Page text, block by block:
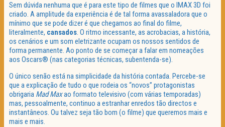
Sem dúvida nenhuma que é para este tipo de filmes que o IMAX 3D foi
criado. A amplitude da experiência é de tal forma avassaladora que o
mínimo que se pode dizer é que chegamos ao final do filme,
literalmente, cansados. O ritmo incessante, as acrobacias, a história,
os cenários e um som eletrizante ocupam os nossos sentidos de
forma permanente. Ao ponto de se começar a falar em nomeações
aos Oscars® (nas categorias técnicas, subentenda-se).
O único senão está na simplicidade da história contada. Percebe-se
que a explicação de tudo o que rodeia os “novos” protagonistas
obrigaria Mad Maxao formato televisivo (com várias temporadas)
mas, pessoalmente, continuo a estranhar enredos tão directos e
instantâneos. Ou talvez seja tão bom (o filme) que queremos mais e
mais e mais.